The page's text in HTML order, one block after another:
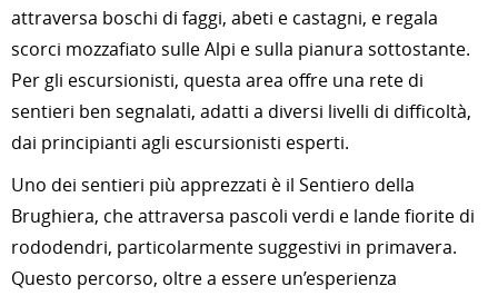
attraversa boschi di faggi, abeti e castagni, e regala
scorci mozzafiato sulle Alpi e sulla pianura sottostante.
Per gli escursionisti, questa area offre una rete di
sentieri ben segnalati, adatti a diversi livelli di difficoltà,
dai principianti agli escursionisti esperti.
Uno dei sentieri più apprezzati è il Sentiero della
Brughiera, che attraversa pascoli verdi e lande fiorite di
rododendri, particolarmente suggestivi in primavera.
Questo percorso, oltre a essere un’esperienza